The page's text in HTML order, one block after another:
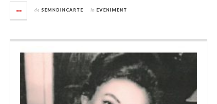
de SEMNDINCARTE în EVENIMENT